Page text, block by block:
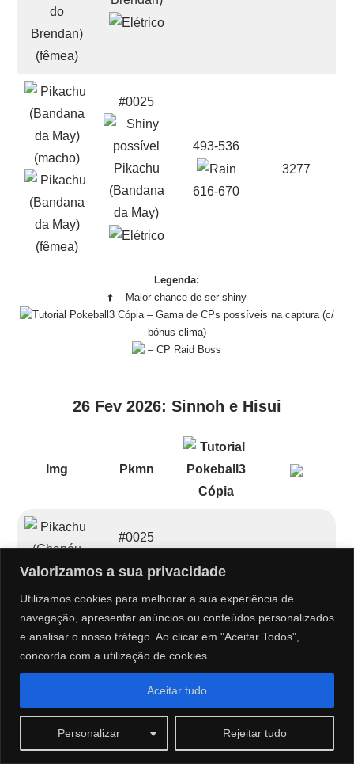
Valorizamos a sua privacidade
Utilizamos cookies para melhorar a sua experiência de
navegação, apresentar anúncios ou conteúdos personalizados
e analisar o nosso tráfego. Ao clicar em "Aceitar Todos",
concorda com a utilização de cookies.
Personalizar Rejeitar tudo
Aceitar tudo
#0025
Pikachu
(Bandana
da May)
493-536
616-670
3277
Legenda:
⬆️ – Maior chance de ser shiny
– Gama de CPs possíveis na captura (c/
bónus clima)
– CP Raid Boss
26 Fev 2026: Sinnoh e Hisui
Img Pkmn
#0025
Pikachu
(Chapéu do
3277